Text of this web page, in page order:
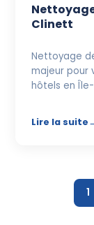
Clinett
Nettoyage
majeur pour
hôtels en
Lire la suite
1